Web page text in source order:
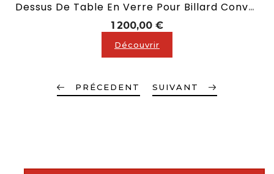
Dessus De Table En Verre Pour Billard Convertible En 2,10 M
1 200,00 €Prix
Découvrir
PRÉCEDENT SUIVANT